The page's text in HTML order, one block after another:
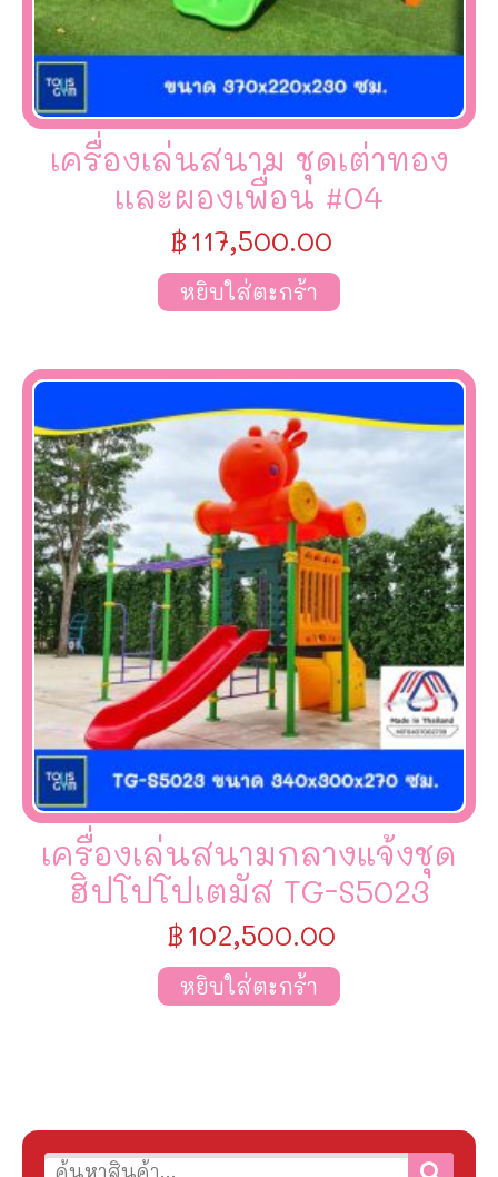
เครื่องเล่นสนาม ชุดเต่าทอง
เเละผองเพื่อน #04
฿117,500.00
หยิบใส่ตะกร้า
เครื่องเล่นสนามกลางแจ้งชุด
ฮิปโปโปเตมัส TG-S5023
฿102,500.00
หยิบใส่ตะกร้า